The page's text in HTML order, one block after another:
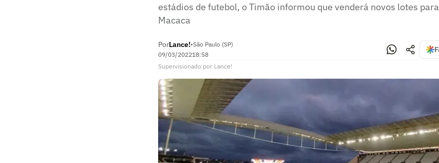
estádios de futebol, o Timão informou que venderá novos lotes
Macaca
PorLance!•São Paulo (SP)
09/03/202218:58
Supervisionado por Lance!